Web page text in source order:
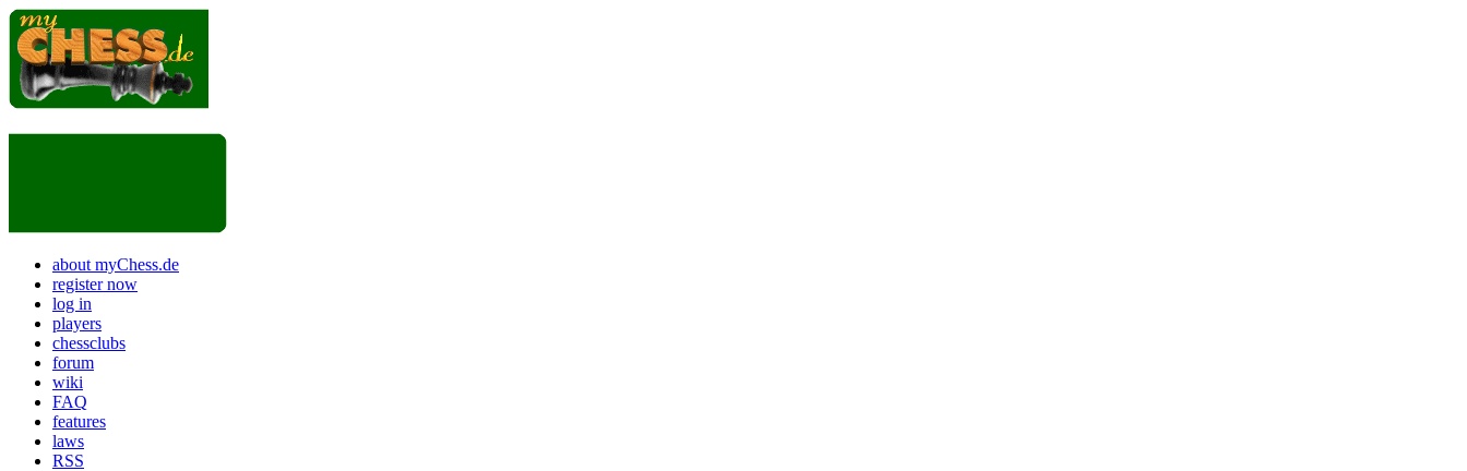
about myChess.de
register now
log in
players
chessclubs
forum
wiki
FAQ
features
laws
RSS